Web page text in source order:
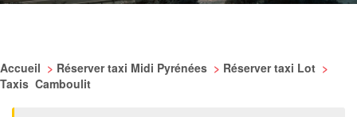
Accueil > Réserver taxi Midi Pyrénées > Réserver taxi Lot >
Taxis Camboulit